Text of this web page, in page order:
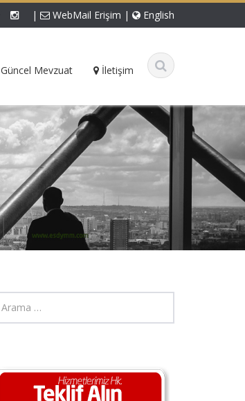
| WebMail Erişim | English
Güncel Mevzuat İletişim